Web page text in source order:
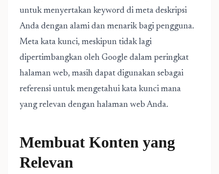
untuk menyertakan keyword di meta deskripsi
Anda dengan alami dan menarik bagi pengguna.
Meta kata kunci, meskipun tidak lagi
dipertimbangkan oleh Google dalam peringkat
halaman web, masih dapat digunakan sebagai
referensi untuk mengetahui kata kunci mana
yang relevan dengan halaman web Anda.
Membuat Konten yang
Relevan